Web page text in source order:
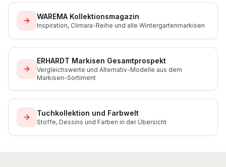
WAREMA Kollektionsmagazin
Inspiration, Climara-Reihe und alle Wintergartenmarkisen
ERHARDT Markisen Gesamtprospekt
Vergleichswerte und Alternativ-Modelle aus dem
Markisen-Sortiment
Tuchkollektion und Farbwelt
Stoffe, Dessins und Farben in der Übersicht